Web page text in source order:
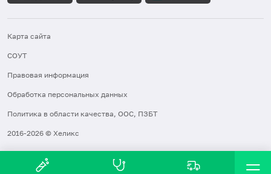
Карта сайта
СОУТ
Правовая информация
Обработка персональных данных
Политика в области качества, ООС, ПЗБТ
2016-2026 © Хеликс